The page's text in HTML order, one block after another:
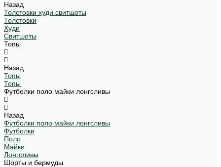
Назад
Толстовки худи свитшоты
Толстовки
Худи
Свитшоты
Топы
Назад
Топы
Топы
Футболки поло майки лонгсливы
Назад
Футболки поло майки лонгсливы
Футболки
Поло
Майки
Лонгсливы
Шорты и бермуды